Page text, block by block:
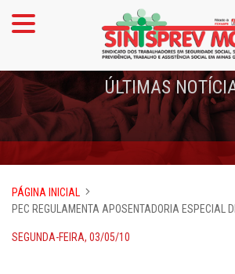
ÚLTIMAS
PÁGINA INICIAL
PEC REGULAMENTA APOSENTADORIA ESPECIAL
SEGUNDA-FEIRA, 03/05/10